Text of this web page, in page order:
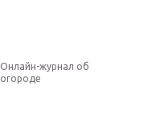
Онлайн-журнал об
огороде